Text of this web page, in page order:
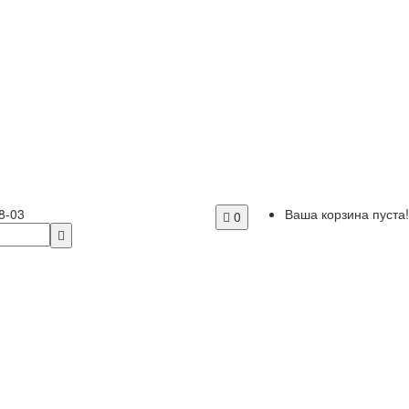
03 0 Ваша корзина пуста!